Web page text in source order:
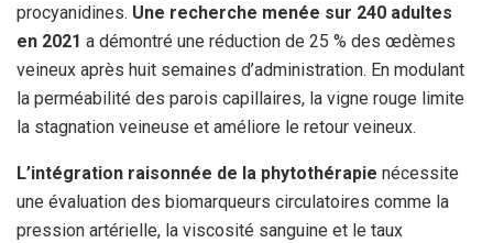
procyanidines. Une recherche menée sur 240 adultes
en 2021 a démontré une réduction de 25 % des œdèmes
veineux après huit semaines d’administration. En modulant
la perméabilité des parois capillaires, la vigne rouge limite
la stagnation veineuse et améliore le retour veineux.
L’intégration raisonnée de la phytothérapie nécessite
une évaluation des biomarqueurs circulatoires comme la
pression artérielle, la viscosité sanguine et le taux